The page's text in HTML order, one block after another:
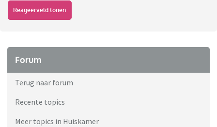
Reageerveld tonen
Forum
Terug naar forum
Recente topics
Meer topics in Huiskamer